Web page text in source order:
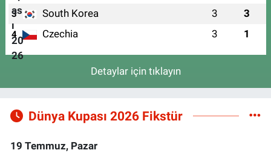
3 South Korea 3 3
4 Czechia 3 1
Detaylar için tıklayın
Dünya Kupası 2026 Fikstür
19 Temmuz, Pazar